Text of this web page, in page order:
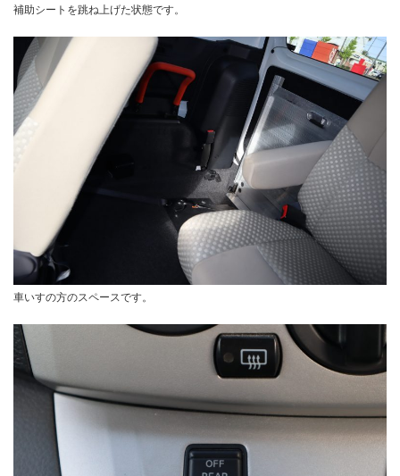
補助シートを跳ね上げた状態です。
車いすの方のスペースです。